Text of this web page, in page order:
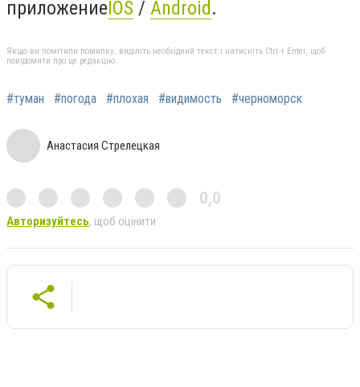
приложениеIOS / Android.
Якщо ви помітили помилку, виділіть необхідний текст і натисніть Ctrl + Enter, щоб
повідомити про це редакцію
#туман #погода #плохая #видимость #черноморск
Анастасия Стрелецкая
0,0
Авторизуйтесь, щоб оцінити